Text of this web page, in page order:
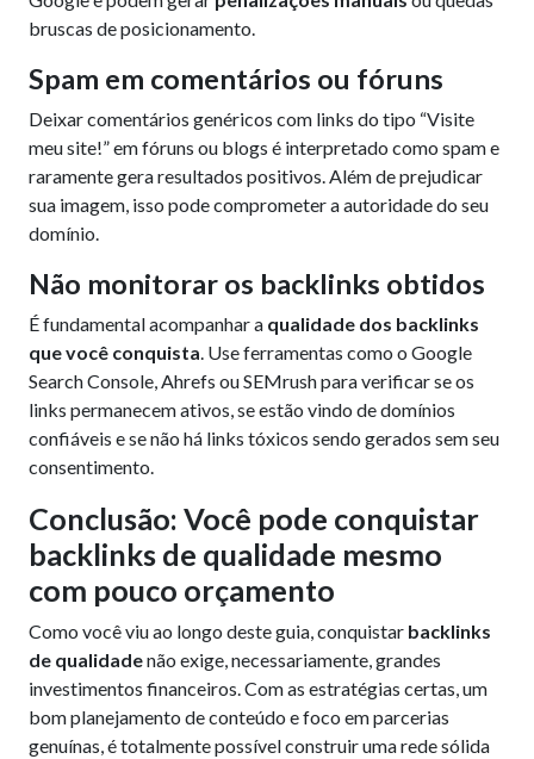
bruscas de posicionamento.
Spam em comentários ou fóruns
Deixar comentários genéricos com links do tipo “Visite
meu site!” em fóruns ou blogs é interpretado como spam e
raramente gera resultados positivos. Além de prejudicar
sua imagem, isso pode comprometer a autoridade do seu
domínio.
Não monitorar os backlinks obtidos
É fundamental acompanhar a qualidade dos backlinks
que você conquista. Use ferramentas como o Google
Search Console, Ahrefs ou SEMrush para verificar se os
links permanecem ativos, se estão vindo de domínios
confiáveis e se não há links tóxicos sendo gerados sem seu
consentimento.
Conclusão: Você pode conquistar
backlinks de qualidade mesmo
com pouco orçamento
Como você viu ao longo deste guia, conquistar backlinks
de qualidadenão exige, necessariamente, grandes
investimentos financeiros. Com as estratégias certas, um
bom planejamento de conteúdo e foco em parcerias
genuínas, é totalmente possível construir uma rede sólida